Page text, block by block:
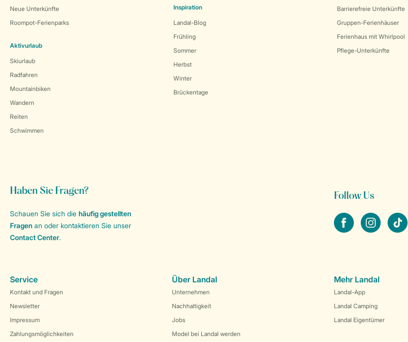
Neue Unterkünfte
Roompot-Ferienparks
Aktivurlaub
Skiurlaub
Radfahren
Mountainbiken
Wandern
Reiten
Schwimmen
Inspiration
Landal-Blog
Frühling
Sommer
Herbst
Winter
Brückentage
Barrierefreie Unterkünfte
Gruppen-Ferienhäuser
Ferienhaus mit Whirlpool
Pflege-Unterkünfte
Haben Sie Fragen?
Schauen Sie sich die häufig gestellten
Fragen an oder kontaktieren Sie unser
Contact Center.
Follow Us
facebookinstagramtiktok
Service
Kontakt und Fragen
Newsletter
Impressum
Zahlungsmöglichkeiten
Über Landal
Unternehmen
Nachhaltigkeit
Jobs
Model bei Landal werden
Mehr Landal
Landal-App
Landal Camping
Landal Eigentümer